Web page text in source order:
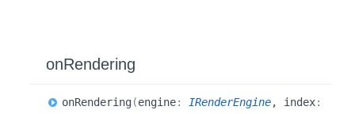
onRendering
onRendering(engine: IRenderEngine, index: